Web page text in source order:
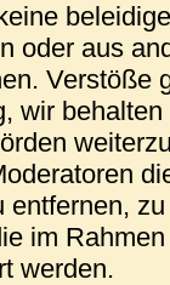
oder aus
Verstöße
wir
entfernen,
im
werden.